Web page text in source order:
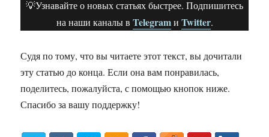
💡Узнавайте о новых статьях быстрее. Подпишитесь
на наши каналы в Telegramи Twitter.
Судя по тому, что вы читаете этот текст, вы дочитали
эту статью до конца. Если она вам понравилась,
поделитесь, пожалуйста, с помощью кнопок ниже.
Спасибо за вашу поддержку!